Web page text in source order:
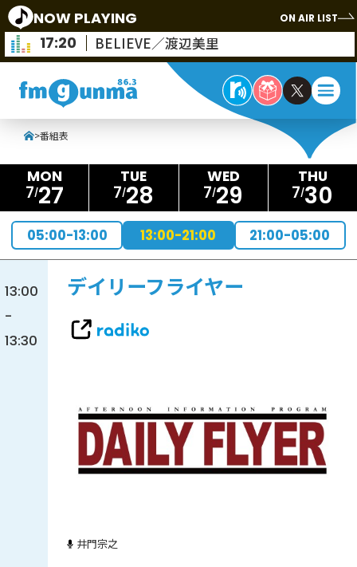
NOW PLAYING ON AIR LIST
17:20 BELIEVE／渡辺美里
>番組表
7 27 7 28 7 29 7 30
05:00-13:00 13:00-21:00 21:00-05:00
13:00
-
13:30
デイリーフライヤー
井門宗之